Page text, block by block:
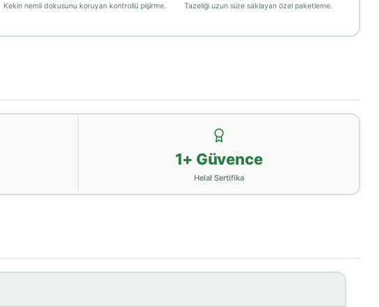
Kekin nemli dokusunu koruyan kontrollü pişirme. Tazeliği uzun süre saklayan özel paketleme.
1+ Güvence
Helal Sertifika